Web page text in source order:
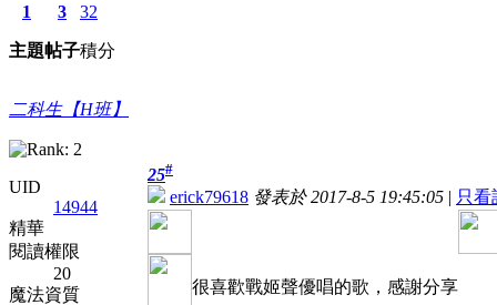
1
主題
3
帖子
32
積分
二科生【H班】
UID
14944
精華
閱讀權限
20
魔法資質
25#
erick79618 發表於 2017-8-5 19:45:05 | 只看
很喜歡戰姬聲優唱的歌，感謝分享